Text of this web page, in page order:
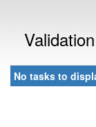
No tasks to